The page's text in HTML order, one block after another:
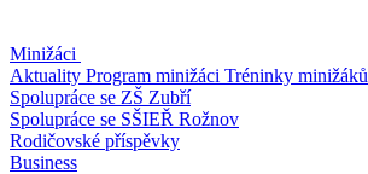
Minižáci
Aktuality Program minižáci Tréninky minižáků
Spolupráce se ZŠ Zubří
Spolupráce se SŠIEŘ Rožnov
Rodičovské příspěvky
Business